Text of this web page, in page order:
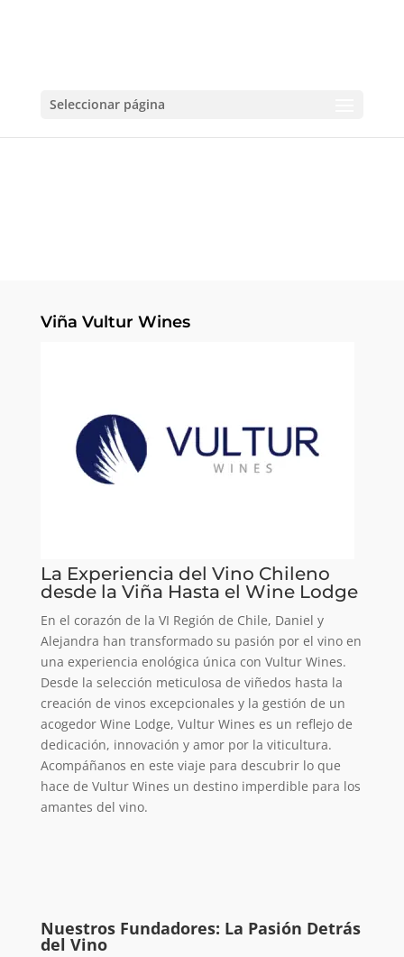
Seleccionar página
Viña Vultur Wines
La Experiencia del Vino Chileno
desde la Viña Hasta el Wine Lodge
En el corazón de la VI Región de Chile, Daniel y
Alejandra han transformado su pasión por el vino en
una experiencia enológica única con Vultur Wines.
Desde la selección meticulosa de viñedos hasta la
creación de vinos excepcionales y la gestión de un
acogedor Wine Lodge, Vultur Wines es un reflejo de
dedicación, innovación y amor por la viticultura.
Acompáñanos en este viaje para descubrir lo que
hace de Vultur Wines un destino imperdible para los
amantes del vino.
Nuestros Fundadores: La Pasión Detrás
del Vino